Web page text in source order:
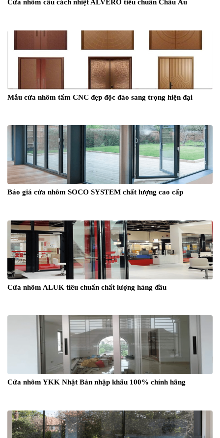
Cửa nhôm cầu cách nhiệt ALVERO tiêu chuẩn Châu Âu
Mẫu cửa nhôm tấm CNC đẹp độc đáo sang trọng hiện đại
Báo giá cửa nhôm SOCO SYSTEM chất lượng cao cấp
Cửa nhôm ALUK tiêu chuẩn chất lượng hàng đầu
Cửa nhôm YKK Nhật Bản nhập khẩu 100% chính hãng